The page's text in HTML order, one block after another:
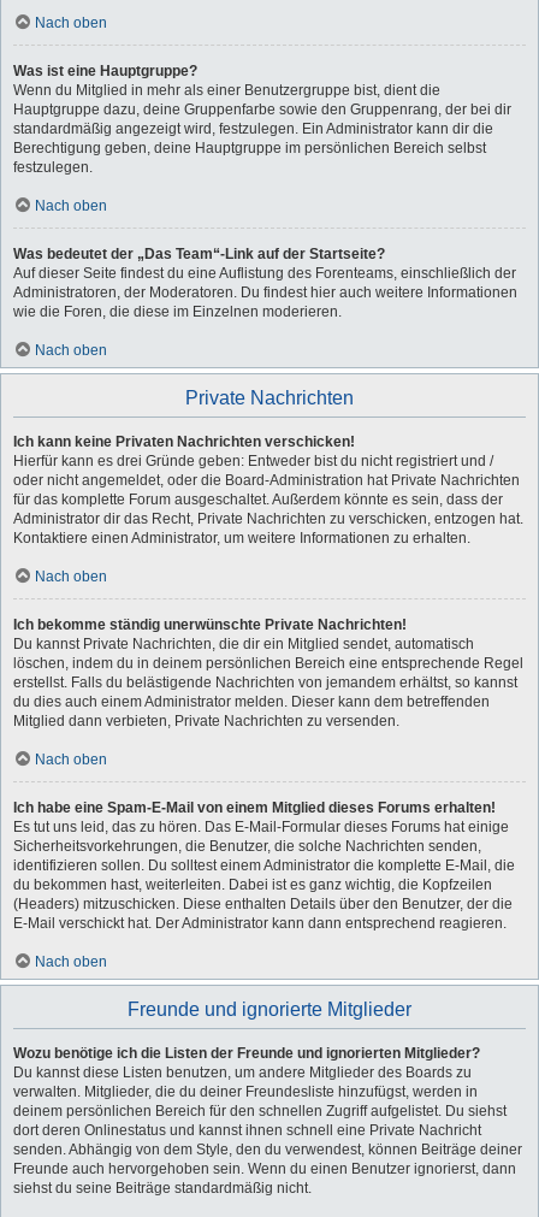
Nach oben
Was ist eine Hauptgruppe?
Wenn du Mitglied in mehr als einer Benutzergruppe bist, dient die
Hauptgruppe dazu, deine Gruppenfarbe sowie den Gruppenrang, der bei dir
standardmäßig angezeigt wird, festzulegen. Ein Administrator kann dir die
Berechtigung geben, deine Hauptgruppe im persönlichen Bereich selbst
festzulegen.
Nach oben
Was bedeutet der „Das Team“-Link auf der Startseite?
Auf dieser Seite findest du eine Auflistung des Forenteams, einschließlich der
Administratoren, der Moderatoren. Du findest hier auch weitere Informationen
wie die Foren, die diese im Einzelnen moderieren.
Nach oben
Private Nachrichten
Ich kann keine Privaten Nachrichten verschicken!
Hierfür kann es drei Gründe geben: Entweder bist du nicht registriert und /
oder nicht angemeldet, oder die Board-Administration hat Private Nachrichten
für das komplette Forum ausgeschaltet. Außerdem könnte es sein, dass der
Administrator dir das Recht, Private Nachrichten zu verschicken, entzogen hat.
Kontaktiere einen Administrator, um weitere Informationen zu erhalten.
Nach oben
Ich bekomme ständig unerwünschte Private Nachrichten!
Du kannst Private Nachrichten, die dir ein Mitglied sendet, automatisch
löschen, indem du in deinem persönlichen Bereich eine entsprechende Regel
erstellst. Falls du belästigende Nachrichten von jemandem erhältst, so kannst
du dies auch einem Administrator melden. Dieser kann dem betreffenden
Mitglied dann verbieten, Private Nachrichten zu versenden.
Nach oben
Ich habe eine Spam-E-Mail von einem Mitglied dieses Forums erhalten!
Es tut uns leid, das zu hören. Das E-Mail-Formular dieses Forums hat einige
Sicherheitsvorkehrungen, die Benutzer, die solche Nachrichten senden,
identifizieren sollen. Du solltest einem Administrator die komplette E-Mail, die
du bekommen hast, weiterleiten. Dabei ist es ganz wichtig, die Kopfzeilen
(Headers) mitzuschicken. Diese enthalten Details über den Benutzer, der die
E-Mail verschickt hat. Der Administrator kann dann entsprechend reagieren.
Nach oben
Freunde und ignorierte Mitglieder
Wozu benötige ich die Listen der Freunde und ignorierten Mitglieder?
Du kannst diese Listen benutzen, um andere Mitglieder des Boards zu
verwalten. Mitglieder, die du deiner Freundesliste hinzufügst, werden in
deinem persönlichen Bereich für den schnellen Zugriff aufgelistet. Du siehst
dort deren Onlinestatus und kannst ihnen schnell eine Private Nachricht
senden. Abhängig von dem Style, den du verwendest, können Beiträge deiner
Freunde auch hervorgehoben sein. Wenn du einen Benutzer ignorierst, dann
siehst du seine Beiträge standardmäßig nicht.